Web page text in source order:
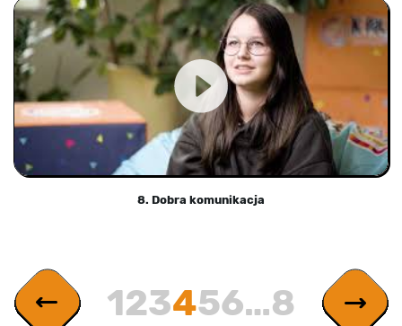
8. Dobra komunikacja
123456…8